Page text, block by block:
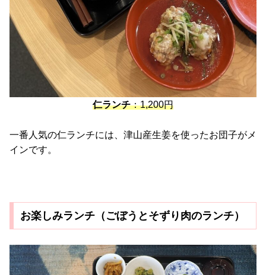
仁ランチ：1,200円
一番人気の仁ランチには、津山産生姜を使ったお団子がメ
インです。
お楽しみランチ（ごぼうとそずり肉のランチ）